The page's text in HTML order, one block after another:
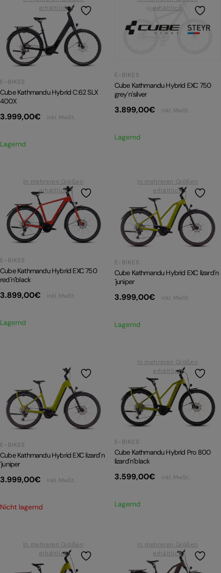
Alle entdecken
E-BIKE HARDTAIL
E-BIKE TOUR
Alle entdecken
erhältlich
E-BIKES
Cube Kathmandu Hybrid C:62 SLX
400X
3.999,00€ inkl. MwSt.
Lagernd
erhältlich
E-BIKES
Cube Kathmandu Hybrid EXC 750
grey´n´silver
3.899,00€ inkl. MwSt.
Lagernd
In mehreren Größen
erhältlich
E-BIKES
Cube Kathmandu Hybrid EXC 750
red´n´black
3.899,00€ inkl. MwSt.
Lagernd
In mehreren Größen
erhältlich
E-BIKES
Cube Kathmandu Hybrid EXC lizard´n
´juniper
3.999,00€ inkl. MwSt.
Lagernd
E-BIKES
Cube Kathmandu Hybrid EXC lizard´n
´juniper
3.999,00€ inkl. MwSt.
Nicht lagernd
In mehreren Größen
erhältlich
E-BIKES
Cube Kathmandu Hybrid Pro 800
lizard´n´black
3.599,00€ inkl. MwSt.
Lagernd
In mehreren Größen
erhältlich
In mehreren Größen
erhältlich